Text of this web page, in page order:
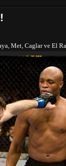
Met, Caglar ve El